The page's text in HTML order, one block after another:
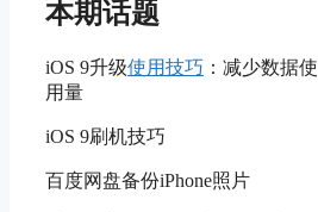
本期话题
iOS 9升级使用技巧 ：减少数据使
用量
iOS 9刷机技巧
百度网盘备份iPhone照片